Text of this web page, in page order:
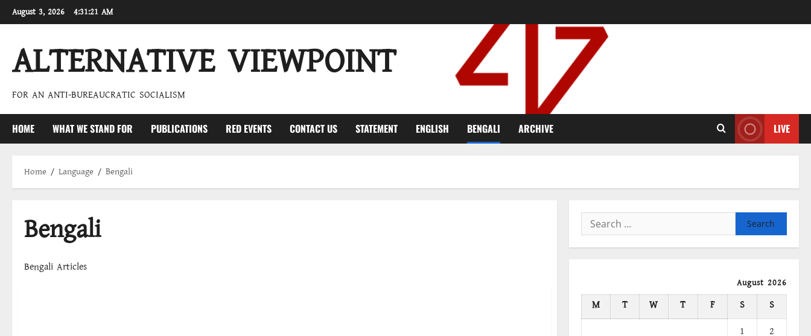
Skip
to
August 3, 2026 4:31:22 AM
ALTERNATIVE VIEWPOINT
FOR AN ANTI-BUREAUCRATIC SOCIALISM
HOME WHAT WE STAND FOR PUBLICATIONS RED EVENTS CONTACT US STATEMENT ENGLISH BENGALI ARCHIVE LIVE
Home Language Bengali
Bengali
Bengali Articles
Search
for:
August 2026
M T W T F S
S
1
2